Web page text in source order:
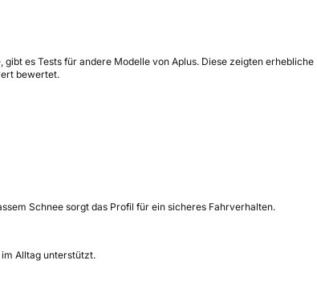
es Tests für andere Modelle von Aplus. Diese zeigten erhebliche
bewertet.
Schnee sorgt das Profil für ein sicheres Fahrverhalten.
Alltag unterstützt.